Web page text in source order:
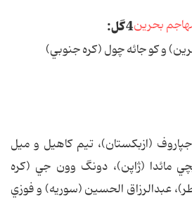
4 گل:
و کو جائه چول (کره جنوبي)
(ازبکستان)، تيم کاهيل و ميل
مائدا (ژاپن)، دونگ وون جي (کره
عبدالرزاق الحسين (سوريه) و فوزي